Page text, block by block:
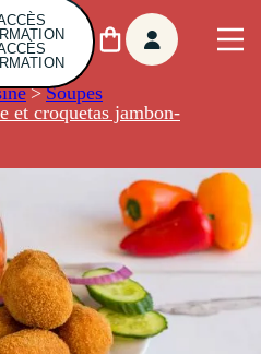
> Soupes
et croquetas jambon-